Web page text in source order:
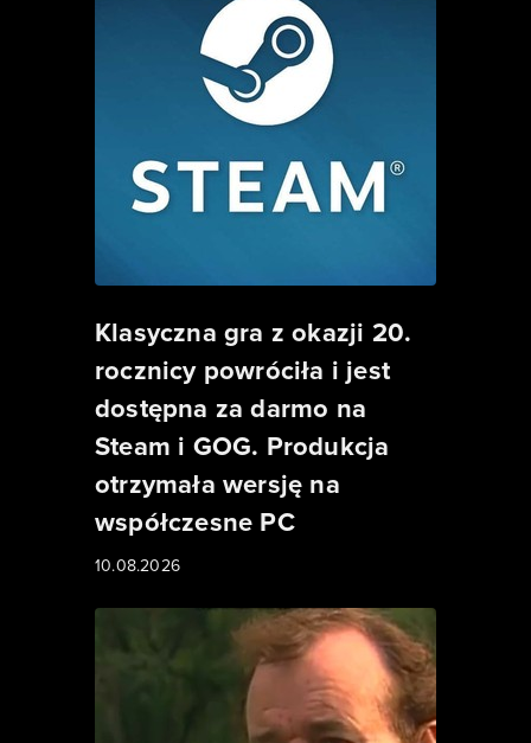
Klasyczna gra z okazji 20.
rocznicy powróciła i jest
dostępna za darmo na
Steam i GOG. Produkcja
otrzymała wersję na
współczesne PC
10.08.2026